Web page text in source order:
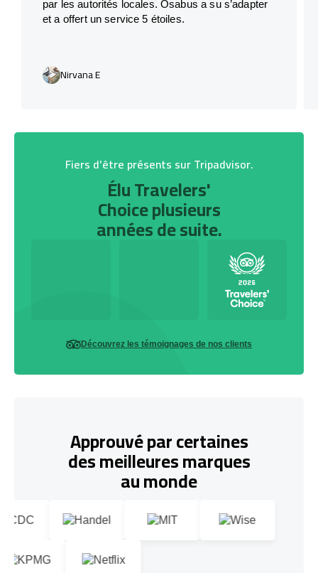
par les autorités locales. Osabus a su s’adapter
et a offert un service 5 étoiles.
Nirvana E
Fiers d’être présents sur Tripadvisor.
Élu Travelers'
Choice plusieurs
années de suite.
Découvrez les témoignages de nos clients
Approuvé par certaines
des meilleures marques
au monde